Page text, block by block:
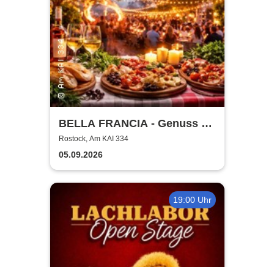
BELLA FRANCIA - Genuss &
Kultur Rostock
Rostock, Am KAI 334
05.09.2026
19:00 Uhr